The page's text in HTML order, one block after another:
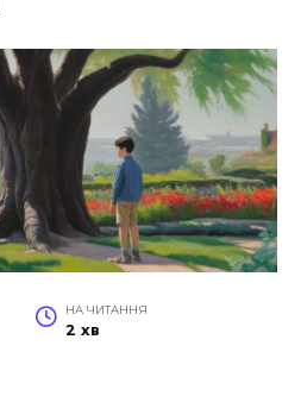
НА ЧИТАННЯ
2 хв